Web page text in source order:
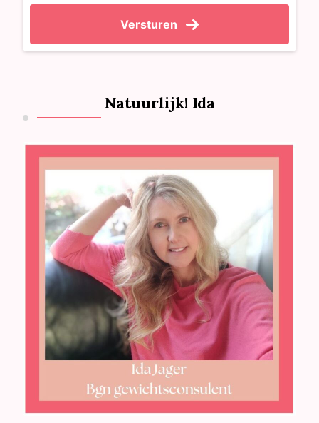
Versturen
Natuurlijk! Ida